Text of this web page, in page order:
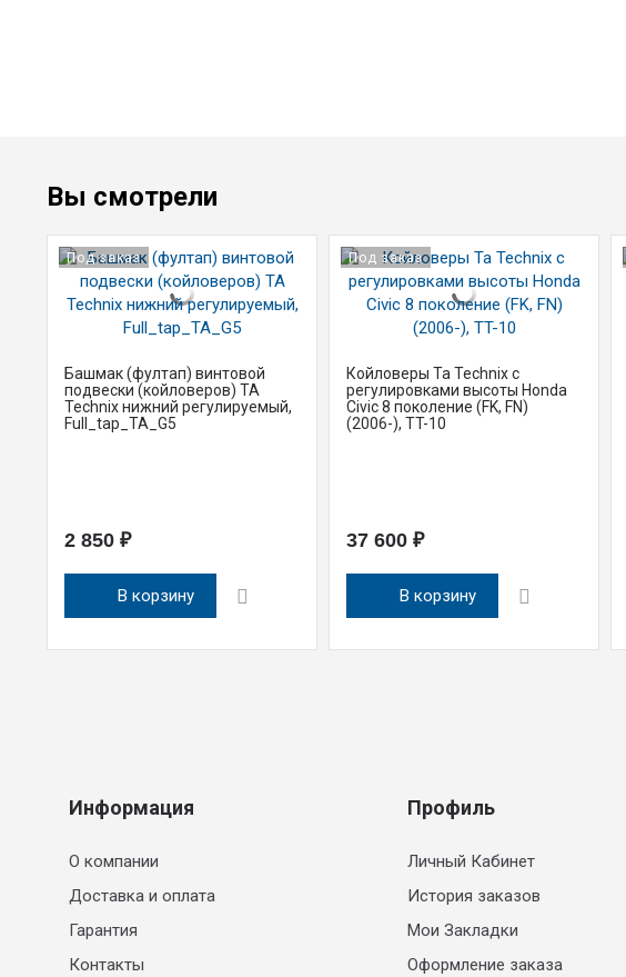
Вы смотрели
Под заказ
Башмак (фултап) винтовой
подвески (койловеров) TA
Technix нижний регулируемый,
Full_tap_TA_G5
2 850 ₽
В корзину
Под заказ
Койловеры Ta Technix с
регулировками высоты Honda
Civic 8 поколение (FK, FN)
(2006-), TT-10
37 600 ₽
В корзину
Информация
О компании
Доставка и оплата
Гарантия
Контакты
Профиль
Личный Кабинет
История заказов
Мои Закладки
Оформление заказа